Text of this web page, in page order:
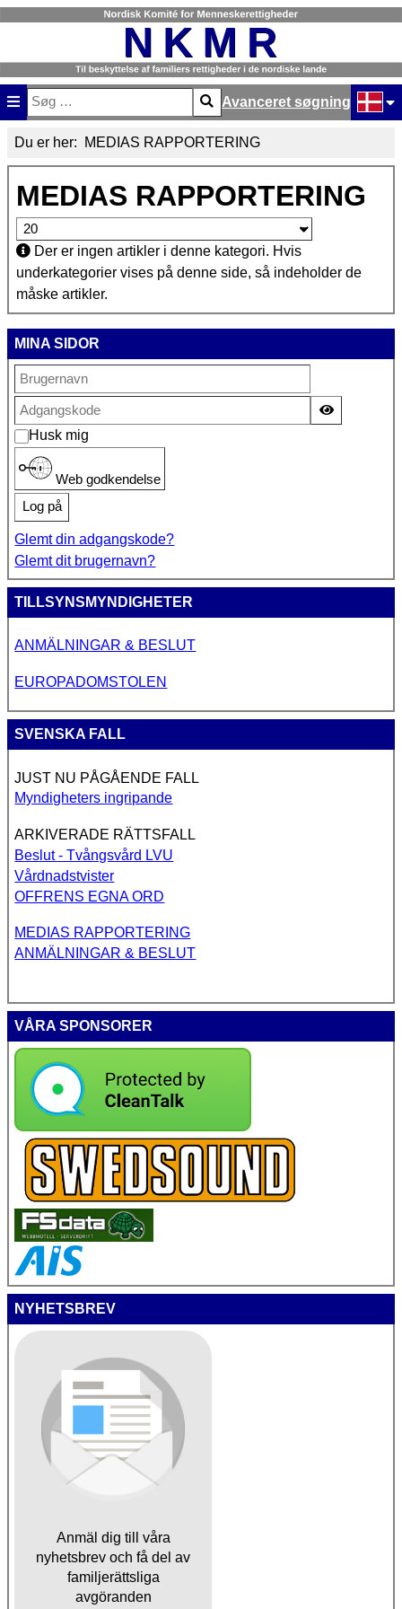
Søg
Type 2 or more characters for results.
Avanceret søgning
Du er her: MEDIAS RAPPORTERING
MEDIAS RAPPORTERING
Vis #
Info
Der er ingen artikler i denne kategori. Hvis
underkategorier vises på denne side, så indeholder de
måske artikler.
MINA SIDOR
Husk mig
Web godkendelse
Log på
Glemt din adgangskode?
Glemt dit brugernavn?
TILLSYNSMYNDIGHETER
ANMÄLNINGAR & BESLUT
EUROPADOMSTOLEN
SVENSKA FALL
JUST NU PÅGÅENDE FALL
Myndigheters ingripande
ARKIVERADE RÄTTSFALL
Beslut - Tvångsvård LVU
Vårdnadstvister
OFFRENS EGNA ORD
MEDIAS RAPPORTERING
ANMÄLNINGAR & BESLUT
VÅRA SPONSORER
NYHETSBREV
Anmäl dig till våra
nyhetsbrev och få del av
familjerättsliga
avgöranden